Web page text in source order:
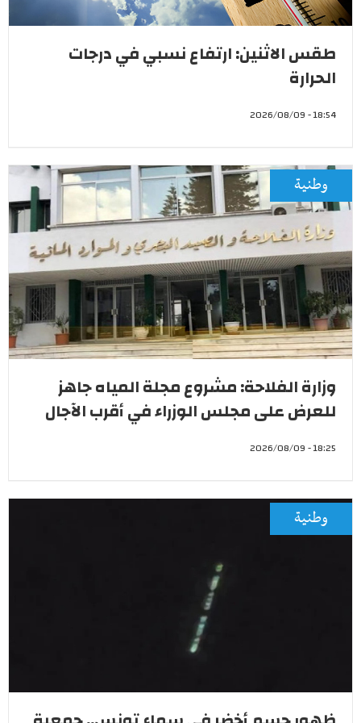
طقس الاثنين: ارتفاع نسبي في درجات
الحرارة
18:54 - 2026/08/09
وطنية
وزارة الفلاحة: مشروع مجلة المياه جاهز
للعرض على مجلس الوزراء في أقرب الآجال
18:25 - 2026/08/09
وطنية